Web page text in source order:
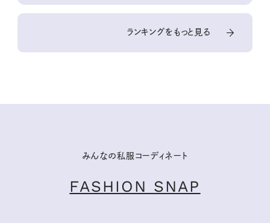
ランキングをもっと見る
みんなの私服コーディネート
FASHION SNAP